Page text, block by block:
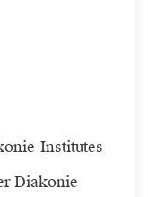
Institutes
Diakonie